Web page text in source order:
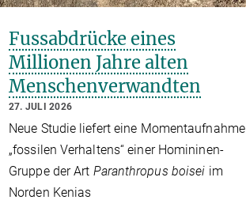
Fussabdrücke eines
Millionen Jahre alten
Menschenverwandten
27. JULI 2026
Neue Studie liefert eine Momentaufnahme
„fossilen Verhaltens“ einer Homininen-
Gruppe der Art Paranthropus boisei im
Norden Kenias